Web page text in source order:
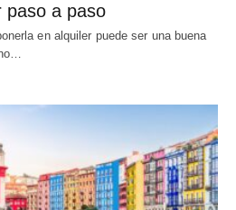
paso a paso
en alquiler puede ser una buena